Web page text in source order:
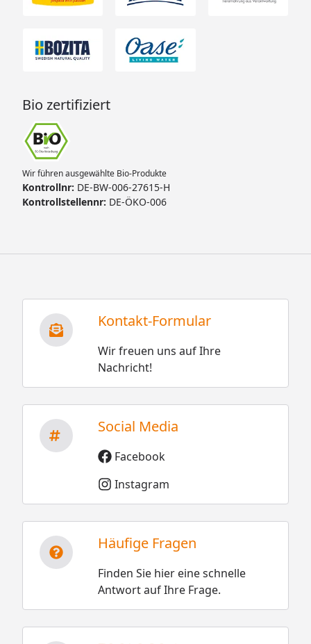
Bio zertifiziert
Wir führen ausgewählte Bio-Produkte
Kontrollnr: DE-BW-006-27615-H
Kontrollstellennr: DE-ÖKO-006
Kontakt-Formular
Wir freuen uns auf Ihre
Nachricht!
Social Media
Facebook
Instagram
Häufige Fragen
Finden Sie hier eine schnelle
Antwort auf Ihre Frage.